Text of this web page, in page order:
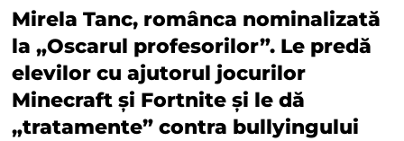
Mirela Tanc, românca nominalizată
la „Oscarul profesorilor”. Le predă
elevilor cu ajutorul jocurilor
Minecraft și Fortnite și le dă
„tratamente” contra bullyingului